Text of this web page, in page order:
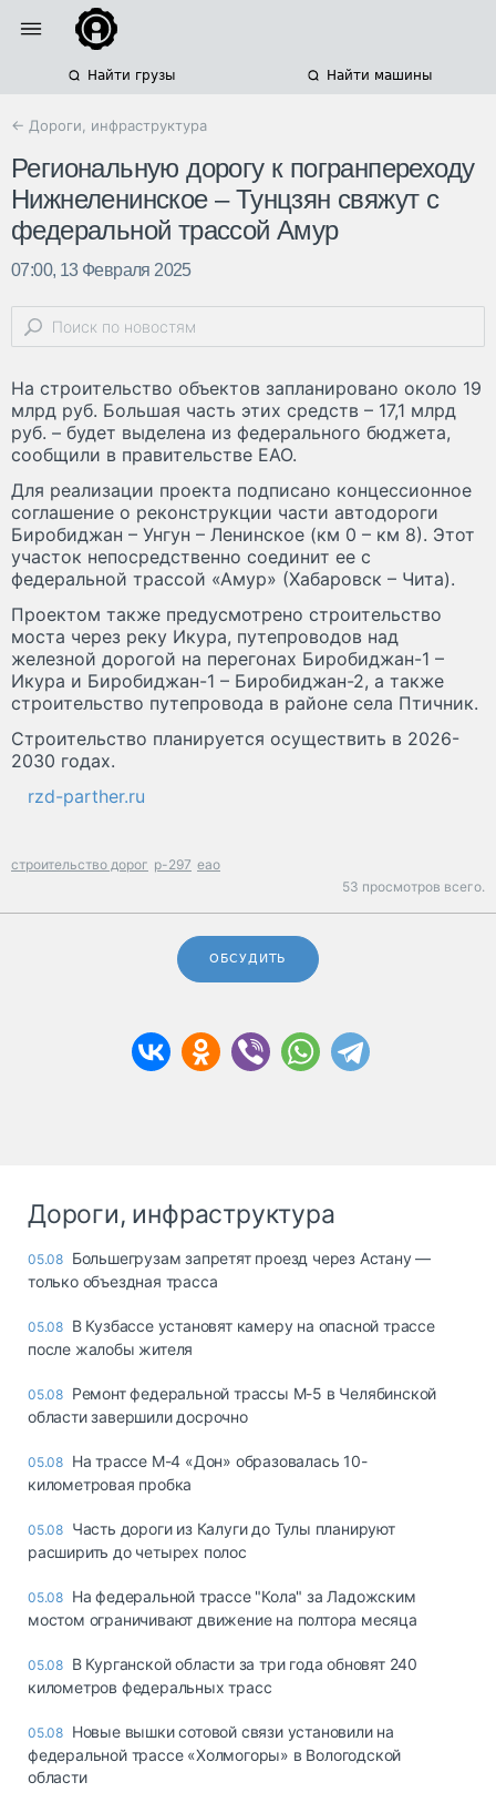
Найти грузы Найти машины
← Дороги, инфраструктура
Региональную дорогу к погранпереходу
Нижнеленинское – Тунцзян свяжут с
федеральной трассой Амур
07:00, 13 Февраля 2025
На строительство объектов запланировано около 19
млрд руб. Большая часть этих средств – 17,1 млрд
руб. – будет выделена из федерального бюджета,
сообщили в правительстве ЕАО.
Для реализации проекта подписано концессионное
соглашение о реконструкции части автодороги
Биробиджан – Унгун – Ленинское (км 0 – км 8). Этот
участок непосредственно соединит ее с
федеральной трассой «Амур» (Хабаровск – Чита).
Проектом также предусмотрено строительство
моста через реку Икура, путепроводов над
железной дорогой на перегонах Биробиджан-1 –
Икура и Биробиджан-1 – Биробиджан-2, а также
строительство путепровода в районе села Птичник.
Строительство планируется осуществить в 2026-
2030 годах.
rzd-parther.ru
строительство дорог р-297 еао
53 просмотров всего.
ОБСУДИТЬ
Дороги, инфраструктура
05.08 Большегрузам запретят проезд через Астану —
только объездная трасса
05.08 В Кузбассе установят камеру на опасной трассе
после жалобы жителя
05.08 Ремонт федеральной трассы М-5 в Челябинской
области завершили досрочно
05.08 На трассе М-4 «Дон» образовалась 10-
километровая пробка
05.08 Часть дороги из Калуги до Тулы планируют
расширить до четырех полос
05.08 На федеральной трассе "Кола" за Ладожским
мостом ограничивают движение на полтора месяца
05.08 В Курганской области за три года обновят 240
километров федеральных трасс
05.08 Новые вышки сотовой связи установили на
федеральной трассе «Холмогоры» в Вологодской
области